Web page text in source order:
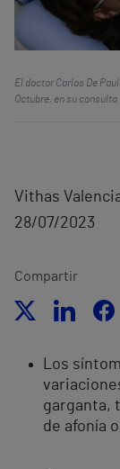
El doctor Carlos De
Octubre, en su consulta
Vithas
28/07/2023
Compartir
Los
garganta,
de afonía